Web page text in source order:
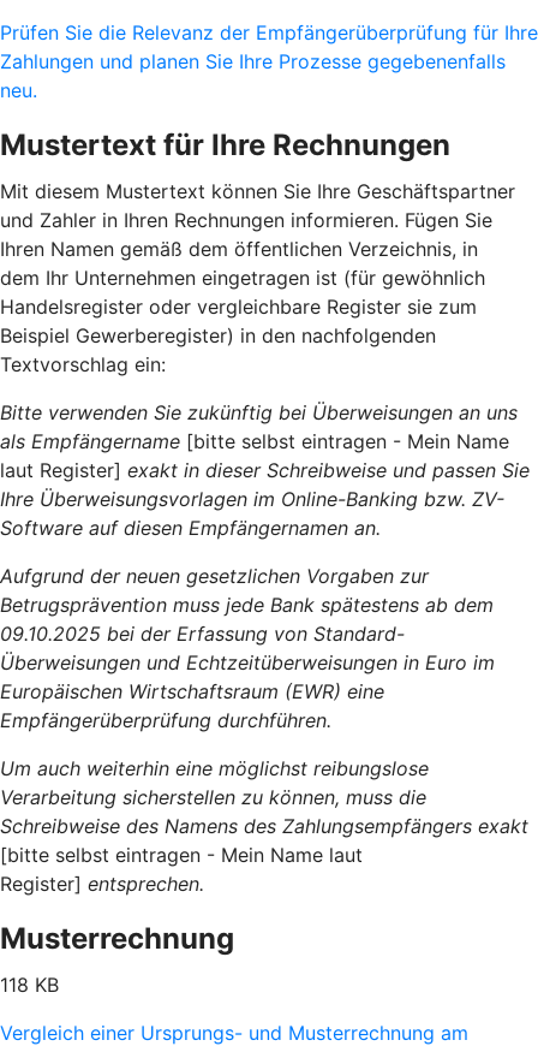
Prüfen Sie die Relevanz der Empfängerüberprüfung für Ihre
Zahlungen und planen Sie Ihre Prozesse gegebenenfalls
neu.
Mustertext für Ihre Rechnungen
Mit diesem Mustertext können Sie Ihre Geschäftspartner
und Zahler in Ihren Rechnungen informieren. Fügen Sie
Ihren Namen gemäß dem öffentlichen Verzeichnis, in
dem Ihr Unternehmen eingetragen ist (für gewöhnlich
Handelsregister oder vergleichbare Register sie zum
Beispiel Gewerberegister) in den nachfolgenden
Textvorschlag ein:
Bitte verwenden Sie zukünftig bei Überweisungen an uns
als Empfängername [bitte selbst eintragen - Mein Name
laut Register] exakt in dieser Schreibweise und passen Sie
Ihre Überweisungsvorlagen im Online-Banking bzw. ZV-
Software auf diesen Empfängernamen an.
Aufgrund der neuen gesetzlichen Vorgaben zur
Betrugsprävention muss jede Bank spätestens ab dem
09.10.2025 bei der Erfassung von Standard-
Überweisungen und Echtzeitüberweisungen in Euro im
Europäischen Wirtschaftsraum (EWR) eine
Empfängerüberprüfung durchführen.
Um auch weiterhin eine möglichst reibungslose
Verarbeitung sicherstellen zu können, muss die
Schreibweise des Namens des Zahlungsempfängers exakt
[bitte selbst eintragen - Mein Name laut
Register] entsprechen.
Musterrechnung
118 KB
Vergleich einer Ursprungs- und Musterrechnung am